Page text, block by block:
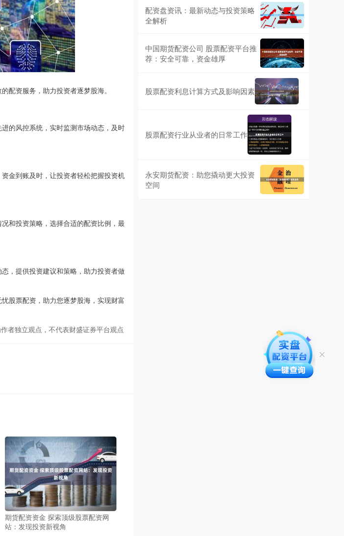
配资服务，助力投资者逐梦股海。
的风控系统，实时监测市场动态，及时
金到账及时，让投资者轻松把握投资机
和投资策略，选择合适的配资比例，最
，提供投资建议和策略，助力投资者做
股票配资，助力您逐梦股海，实现财富
者独立观点，不代表财盛证券平台观点
期货配资资金 探索顶级股票配资网
站：发现投资新视角
配资盘资讯：最新动态与投资策略
全解析
中国期货配资公司 股票配资平台推
荐：安全可靠，资金雄厚
股票配资利息计算方式及影响因素
股票配资行业从业者的日常工作
永安期货配资：助您撬动更大投资
空间